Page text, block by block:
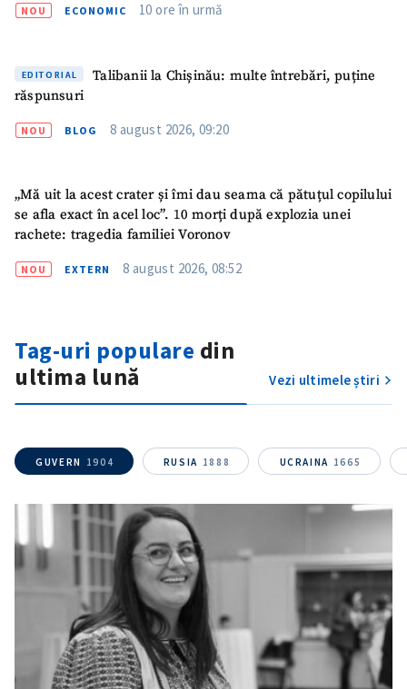
NOU ECONOMIC 10 ore în urmă
EDITORIAL
Talibanii la Chișinău: multe întrebări, puține
răspunsuri
NOU BLOG 8 august 2026, 09:20
„Mă uit la acest crater și îmi dau seama că pătuțul copilului
se afla exact în acel loc”. 10 morți după explozia unei
rachete: tragedia familiei Voronov
NOU EXTERN 8 august 2026, 08:52
Tag-uri populare din
ultima lună
Vezi ultimele știri
GUVERN 1904 RUSIA 1888 UCRAINA 1665
Fotografie
+ Încarcă imagine
Link media+ Link media
Mesajul știrei
+ Mesajul știrei
CONTACT SURSĂ
Email+ Emailul meu
Telefon
+ Telefon personal
Am citit și sunt de
acord cu politica de
confidențialitate.